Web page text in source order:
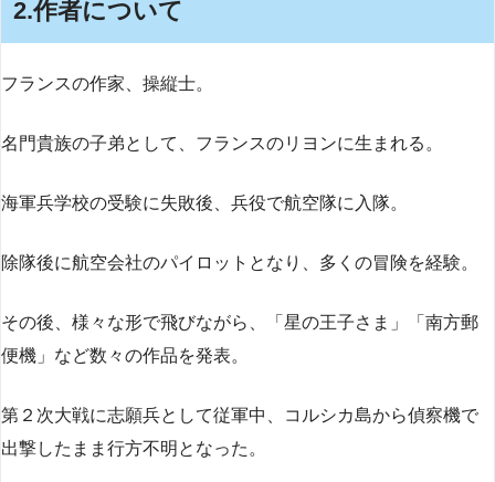
2.作者について
フランスの作家、操縦士。
名門貴族の子弟として、フランスのリヨンに生まれる。
海軍兵学校の受験に失敗後、兵役で航空隊に入隊。
除隊後に航空会社のパイロットとなり、多くの冒険を経験。
その後、様々な形で飛びながら、「星の王子さま」「南方郵
便機」など数々の作品を発表。
第２次大戦に志願兵として従軍中、コルシカ島から偵察機で
出撃したまま行方不明となった。